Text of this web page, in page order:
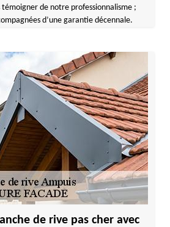
témoigner de notre professionnalisme ;
d’une garantie décennale.
de rive pas cher avec